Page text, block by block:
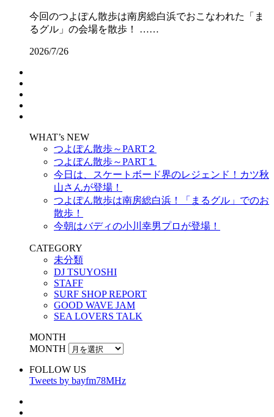
今回のつよぽん散歩は南房総白浜でおこなわれた「ま
るグル」の会場を散歩！ ……
2026/7/26
WHAT’s NEW
つよぽん散歩～PART２
つよぽん散歩～PART１
今日は、スケートボード界のレジェンド！カツ秋
山さんが登場！
つよぽん散歩は南房総白浜！「まるグル」でのお
散歩！
今朝はバディの小川幸男プロが登場！
CATEGORY
未分類
DJ TSUYOSHI
STAFF
SURF SHOP REPORT
GOOD WAVE JAM
SEA LOVERS TALK
MONTH
MONTH
FOLLOW US
Tweets by bayfm78MHz